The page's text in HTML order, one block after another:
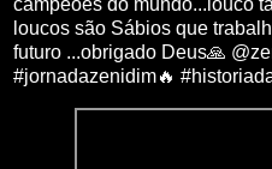
loucos são Sábios que
futuro ...obrigado Deus🙏
#jornadazenidim🔥